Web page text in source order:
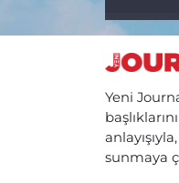
Yeni
sunmaya